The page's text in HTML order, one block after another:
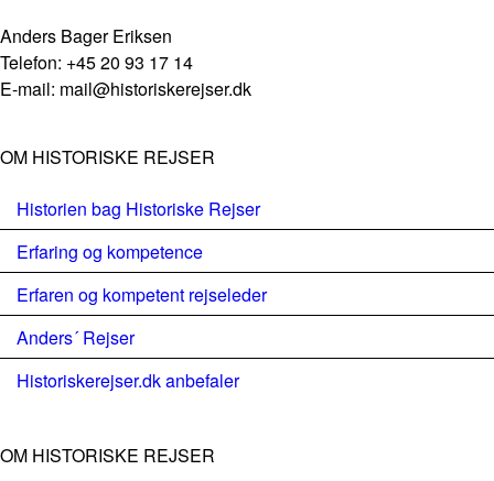
Anders Bager Eriksen
Telefon: +45 20 93 17 14
E-mail: mail@historiskerejser.dk
OM HISTORISKE REJSER
Historien bag Historiske Rejser
Erfaring og kompetence
Erfaren og kompetent rejseleder
Anders´ Rejser
Historiskerejser.dk anbefaler
OM HISTORISKE REJSER